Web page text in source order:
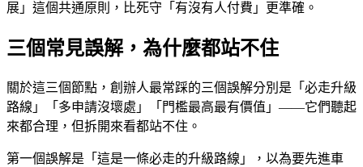
展」這個共通原則，比死守「有沒有人付費」更準確。
三個常見誤解，為什麼都站不住
關於這三個節點，創辦人最常踩的三個誤解分別是「必走升級
路線」「多申請沒壞處」「門檻最高最有價值」——它們聽起
來都合理，但拆開來看都站不住。
第一個誤解是「這是一條必走的升級路線」，以為要先進車